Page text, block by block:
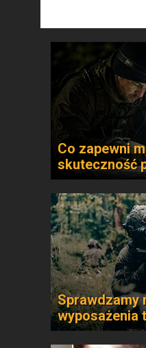
Co zapewni
skuteczność
Sprawdzamy
wyposażenia